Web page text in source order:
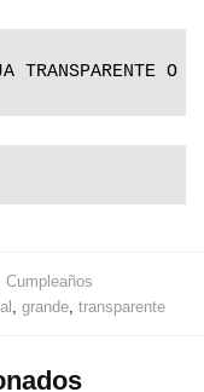
TRANSPARENTE O
Cumpleaños
, grande, transparente